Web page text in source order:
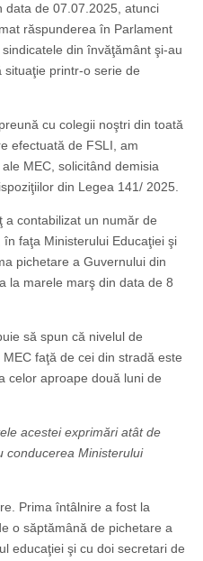
data de 07.07.2025, atunci
răspunderea în Parlament
din învăţământ şi-au
printr-o serie de
cu colegii noştri din toată
efectuată de FSLI, am
MEC, solicitând demisia
din Legea 141/ 2025.
a contabilizat un număr de
faţa Ministerului Educaţiei şi
pichetare a Guvernului din
la marele marş din data de 8
să spun că nivelul de
faţă de cei din stradă este
celor aproape două luni de
acestei exprimări atât de
conducerea Ministerului
Prima întâlnire a fost la
o săptămână de pichetare a
educaţiei şi cu doi secretari de